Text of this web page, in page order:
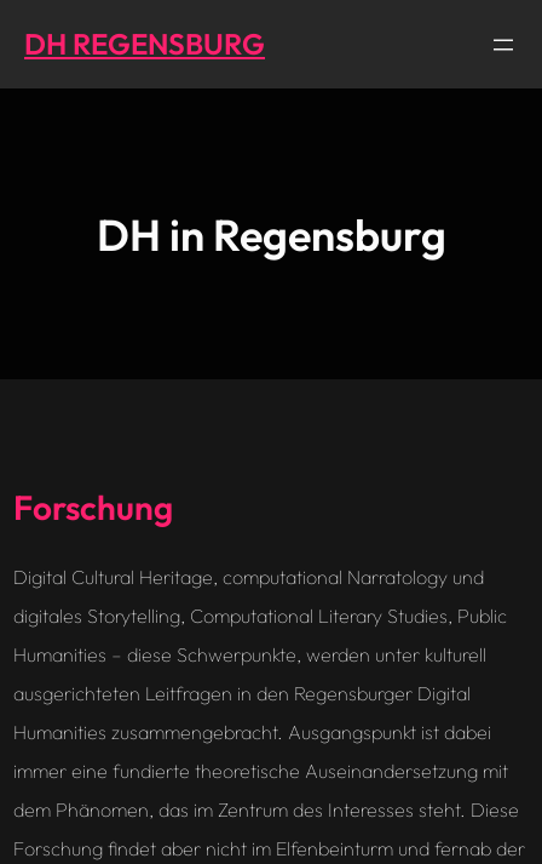
zum
Inhalt
DH REGENSBURG
DH in Regensburg
Forschung
Digital Cultural Heritage, computational Narratology und
digitales Storytelling, Computational Literary Studies, Public
Humanities – diese Schwerpunkte, werden unter kulturell
ausgerichteten Leitfragen in den Regensburger Digital
Humanities zusammengebracht. Ausgangspunkt ist dabei
immer eine fundierte theoretische Auseinandersetzung mit
dem Phänomen, das im Zentrum des Interesses steht. Diese
Forschung findet aber nicht im Elfenbeinturm und fernab der